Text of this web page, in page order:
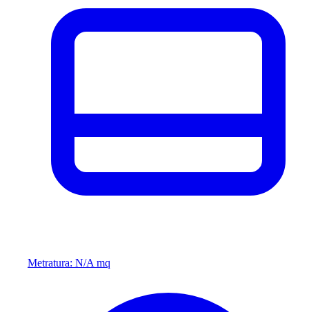
Metratura: N/A mq